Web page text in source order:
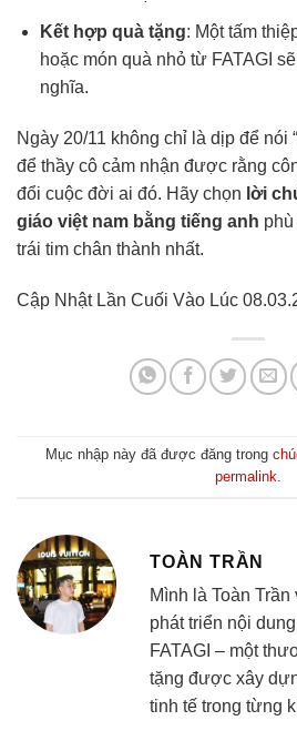
Kết hợp quà tặng: Một tấm
hoặc món quà nhỏ từ FATAGI
nghĩa.
Ngày 20/11 không chỉ là dịp để nói
để thầy cô cảm nhận được rằng
đổi cuộc đời ai đó. Hãy chọn lời
giáo việt nam bằng tiếng anh
trái tim chân thành nhất.
Cập Nhật Lần Cuối Vào Lúc
Mục nhập này đã được đăng trong
permalink.
TOÀN TRẦN
Mình là Toàn
phát triển nội
FATAGI – một
tặng được xây
tinh tế trong từng